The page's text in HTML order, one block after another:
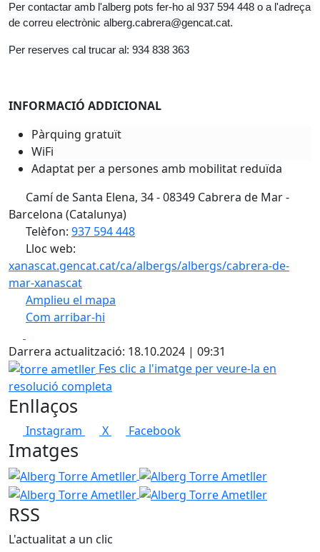
Per contactar amb l'alberg pots fer-ho al 937 594 448 o a l'adreça
de correu electrònic alberg.cabrera@gencat.cat.
Per reserves cal trucar al: 934 838 363
INFORMACIÓ ADDICIONAL
Pàrquing gratuït
WiFi
Adaptat per a persones amb mobilitat reduïda
Camí de Santa Elena, 34 - 08349 Cabrera de Mar -
Barcelona (Catalunya)
Telèfon: 937 594 448
Lloc web:
xanascat.gencat.cat/ca/albergs/albergs/cabrera-de-
mar-xanascat
Amplieu el mapa
Com arribar-hi
+
−
Darrera actualització: 18.10.2024 | 09:31
torre ametller
Fes clic a l'imatge per veure-la en
resolució completa
Enllaços
Instagram X Facebook
Imatges
Alberg Torre Ametller Alberg Torre Ametller
Alberg
Alberg Torre Ametller
RSS
L'actualitat a un clic